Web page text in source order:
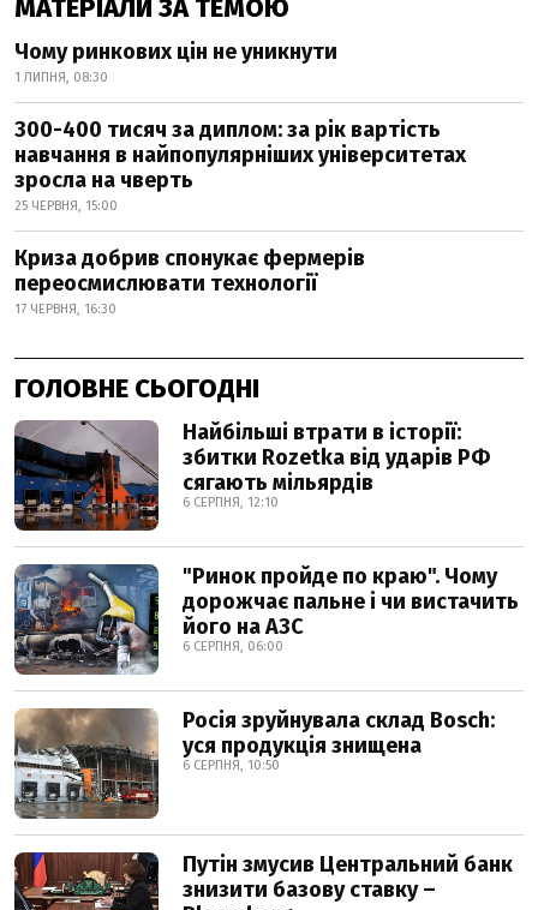
МАТЕРІАЛИ ЗА ТЕМОЮ
Чому ринкових цін не уникнути
1 ЛИПНЯ, 08:30
300-400 тисяч за диплом: за рік вартість
навчання в найпопулярніших університетах
зросла на чверть
25 ЧЕРВНЯ, 15:00
Криза добрив спонукає фермерів
переосмислювати технології
17 ЧЕРВНЯ, 16:30
ГОЛОВНЕ СЬОГОДНІ
Найбільші втрати в історії:
збитки Rozetka від ударів РФ
сягають мільярдів
6 СЕРПНЯ, 12:10
"Ринок пройде по краю". Чому
дорожчає пальне і чи вистачить
його на АЗС
6 СЕРПНЯ, 06:00
Росія зруйнувала склад Bosch:
уся продукція знищена
6 СЕРПНЯ, 10:50
Путін змусив Центральний банк
знизити базову ставку –